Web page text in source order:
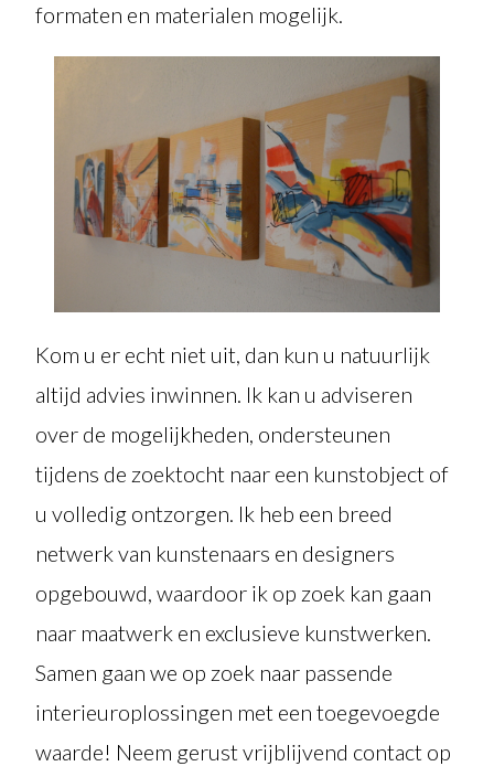
formaten en materialen mogelijk.
Kom u er echt niet uit, dan kun u natuurlijk
altijd advies inwinnen. Ik kan u adviseren
over de mogelijkheden, ondersteunen
tijdens de zoektocht naar een kunstobject of
u volledig ontzorgen. Ik heb een breed
netwerk van kunstenaars en designers
opgebouwd, waardoor ik op zoek kan gaan
naar maatwerk en exclusieve kunstwerken.
Samen gaan we op zoek naar passende
interieuroplossingen met een toegevoegde
waarde! Neem gerust vrijblijvend contact op